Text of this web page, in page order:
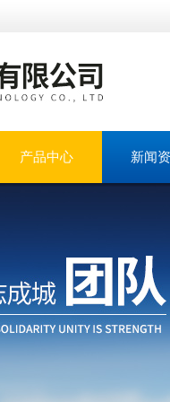
产品中心 新闻